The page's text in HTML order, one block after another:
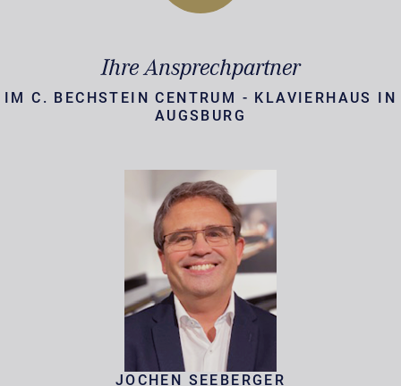
Ihre Ansprechpartner
IM C. BECHSTEIN CENTRUM - KLAVIERHAUS IN
AUGSBURG
JOCHEN SEEBERGER